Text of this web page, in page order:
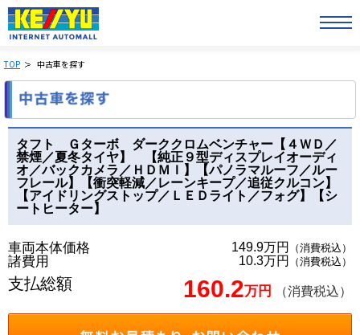
TOP 中古車を探す
タフト Ｇターボ ダーククロムベンチャー【４ＷＤ／
禁煙／夏冬タイヤ】 【純正９型ディスプレイオーディ
オ／バックカメラ／ＨＤＭＩ】【パノラマルーフ／ルー
フレール】【衝突軽減／レーンキープ／追従クルコン】
【アイドリングストップ／ＬＥＤライト／フォグ】【シ
ートヒーター】
車両本体価格 149.9万円 （消費税込）
諸費用 10.3万円 （消費税込）
支払総額 160.2万円 （消費税込）